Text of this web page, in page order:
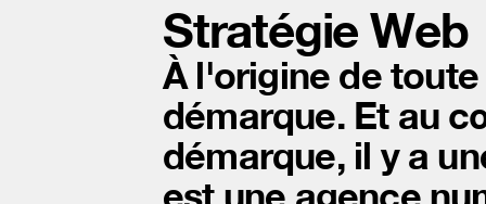
Stratégie Web
À l'origine de
démarque. Et au
démarque, il y a
est une agence